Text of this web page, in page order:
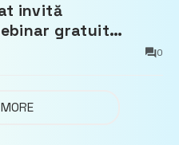
invită
gratuit
pe bunurile
0